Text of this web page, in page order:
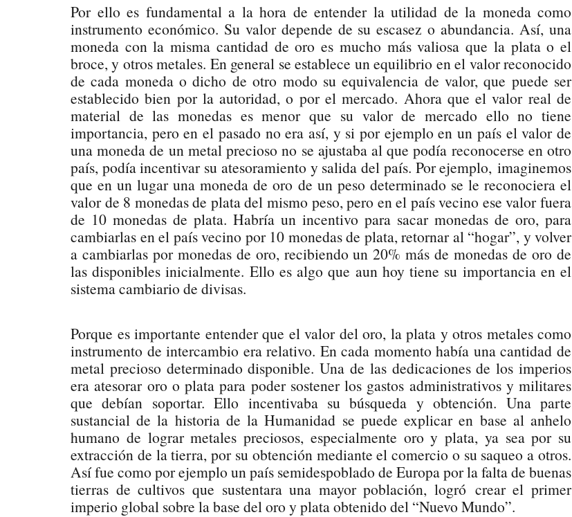
Por ello es fundamental a la hora de entender la utilidad de la moneda como
instrumento económico. Su valor depende de su escasez o abundancia. Así, una
moneda con la misma cantidad de oro es mucho más valiosa que la plata o el
broce, y otros metales. En general se establece un equilibrio en el valor reconocido
de cada moneda o dicho de otro modo su equivalencia de valor, que puede ser
establecido bien por la autoridad, o por el mercado. Ahora que el valor real de
material de las monedas es menor que su valor de mercado ello no tiene
importancia, pero en el pasado no era así, y si por ejemplo en un país el valor de
una moneda de un metal precioso no se ajustaba al que podía reconocerse en otro
país, podía incentivar su atesoramiento y salida del país. Por ejemplo, imaginemos
que en un lugar una moneda de oro de un peso determinado se le reconociera el
valor de 8 monedas de plata del mismo peso, pero en el país vecino ese valor fuera
de 10 monedas de plata. Habría un incentivo para sacar monedas de oro, para
cambiarlas en el país vecino por 10 monedas de plata, retornar al “hogar”, y volver
a cambiarlas por monedas de oro, recibiendo un 20% más de monedas de oro de
las disponibles inicialmente. Ello es algo que aun hoy tiene su importancia en el
sistema cambiario de divisas.
Porque es importante entender que el valor del oro, la plata y otros metales como
instrumento de intercambio era relativo. En cada momento había una cantidad de
metal precioso determinado disponible. Una de las dedicaciones de los imperios
era atesorar oro o plata para poder sostener los gastos administrativos y militares
que debían soportar. Ello incentivaba su búsqueda y obtención. Una parte
sustancial de la historia de la Humanidad se puede explicar en base al anhelo
humano de lograr metales preciosos, especialmente oro y plata, ya sea por su
extracción de la tierra, por su obtención mediante el comercio o su saqueo a otros.
Así fue como por ejemplo un país semidespoblado de Europa por la falta de buenas
tierras de cultivos que sustentara una mayor población, logró crear el primer
imperio global sobre la base del oro y plata obtenido del “Nuevo Mundo”.